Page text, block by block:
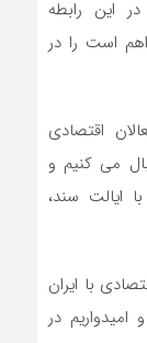
این رابطه
است را در
اقتصادی
می کنیم و
ایالت سند،
با ایران
در